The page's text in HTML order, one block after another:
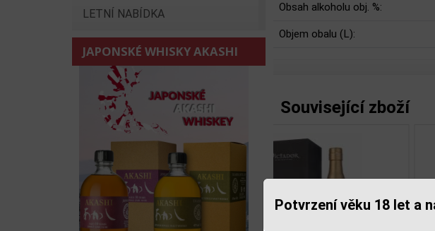
Potvrzení věku 18 let a
LETNÍ NABÍDKA
JAPONSKÉ WHISKY AKASHI
Obsah alkoholu obj. %:
Objem obalu (L):
Související zboží